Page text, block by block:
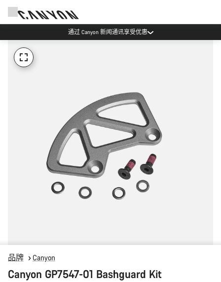
通过 Canyon 新闻通讯享受优惠
品牌 Canyon
Canyon GP7547-01 Bashguard Kit